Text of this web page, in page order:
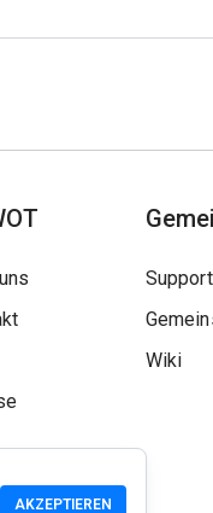
Support
Wiki
AKZEPTIEREN